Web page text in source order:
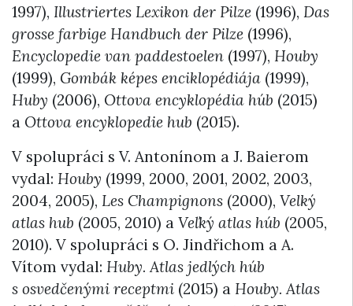
1997), Illustriertes Lexikon der Pilze (1996), Das
grosse farbige Handbuch der Pilze (1996),
Encyclopedie van paddestoelen (1997), Houby
(1999), Gombák képes enciklopédiája (1999),
Huby (2006), Ottova encyklopédia húb (2015)
a Ottova encyklopedie hub (2015).
V spolupráci s V. Antonínom a J. Baierom
vydal: Houby (1999, 2000, 2001, 2002, 2003,
2004, 2005), Les Champignons (2000), Velký
atlas hub (2005, 2010) a Veľký atlas húb (2005,
2010). V spolupráci s O. Jindřichom a A.
Vítom vydal: Huby. Atlas jedlých húb
s osvedčenými receptmi (2015) a Houby. Atlas